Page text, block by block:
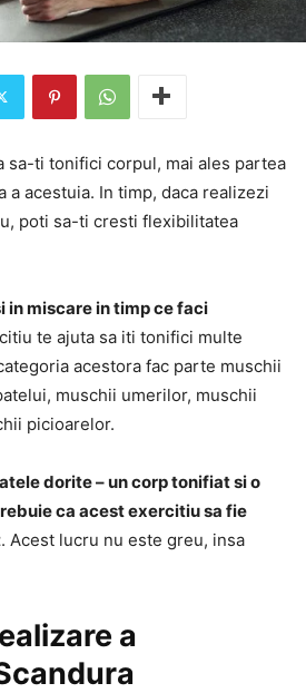
sa-ti tonifici corpul, mai ales partea
a acestuia. In timp, daca realizezi
poti sa-ti cresti flexibilitatea
in miscare in timp ce faci
te ajuta sa iti tonifici multe
acestora fac parte muschii
muschii umerilor, muschii
picioarelor.
dorite – un corp tonifiat si o
ca acest exercitiu sa fie
. Acest lucru nu este greu, insa
a